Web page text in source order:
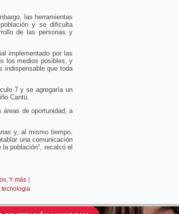
las herramientas
y se dificulta
de las personas y
implementado por las
los medios posibles, y
indispensable que toda
7 y se agregaría un
Cantú.
áreas de oportunidad, a
y, al mismo tiempo,
una comunicación
población”, recalcó el
, Y más
tecnologia